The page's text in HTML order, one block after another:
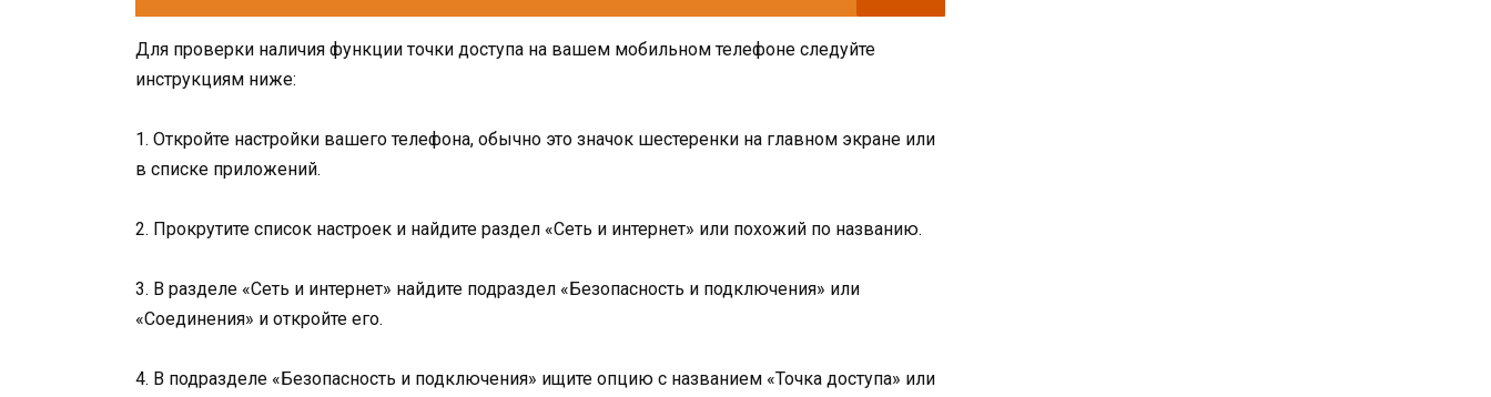
Для проверки наличия функции точки доступа на вашем мобильном телефоне следуйте
инструкциям ниже:
1. Откройте настройки вашего телефона, обычно это значок шестеренки на главном экране или
в списке приложений.
2. Прокрутите список настроек и найдите раздел «Сеть и интернет» или похожий по названию.
3. В разделе «Сеть и интернет» найдите подраздел «Безопасность и подключения» или
«Соединения» и откройте его.
4. В подразделе «Безопасность и подключения» ищите опцию с названием «Точка доступа» или